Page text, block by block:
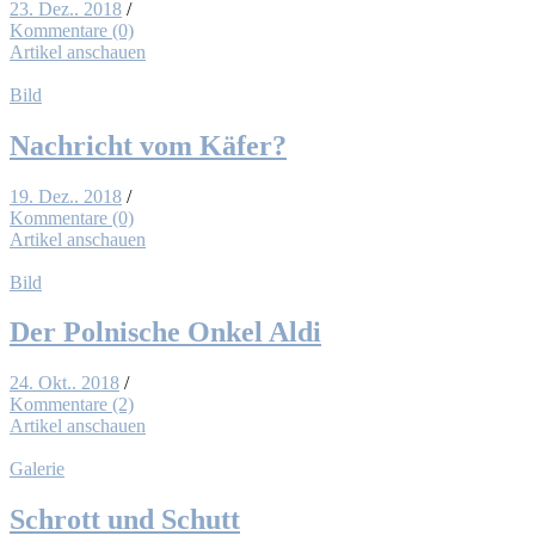
23. Dez.. 2018 /
Kommentare (0)
Artikel anschauen
Bild
Nach­richt vom Kä­fer?
19. Dez.. 2018 /
Kommentare (0)
Artikel anschauen
Bild
Der Pol­ni­sche On­kel Al­di
24. Okt.. 2018 /
Kommentare (2)
Artikel anschauen
Galerie
Schrott und Schutt